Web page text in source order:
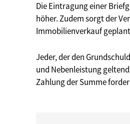
Die Eintragung einer
höher. Zudem sorgt der
Immobilienverkauf
Jeder, der den
und Nebenleistung
Zahlung der Summe